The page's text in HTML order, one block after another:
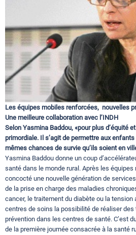
Régions
Hotels
Evenements
Contact
Les équipes mobiles renforcées, nouvelles
Une meilleure collaboration avec l’INDH
Selon Yasmina Baddou, «pour plus d’équité
primordiale. Il s’agit de permettre aux
mêmes chances de survie qu’ils soient en
Yasmina Baddou donne un coup
santé dans le monde rural. Après les
concocté une nouvelle génération de
de la prise en charge des maladies
cancer, le traitement du diabète ou la tension
centres de soins la possibilité de réaliser
prévention dans les centres de santé. C’est
de la première journée consacrée à la santé